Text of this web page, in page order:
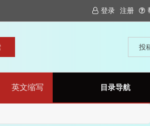
登录 注册
投
目录导航
英文缩写